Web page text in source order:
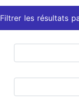
Filtrer les résultats